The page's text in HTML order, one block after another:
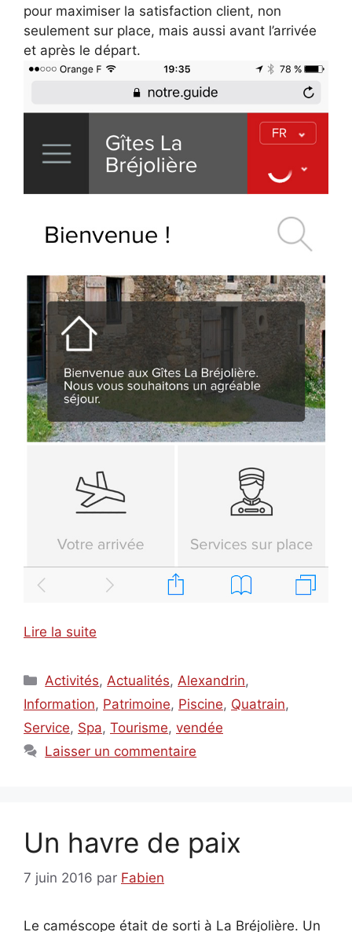
pour maximiser la satisfaction client, non
seulement sur place, mais aussi avant l’arrivée
et après le départ.
Lire la suite
Catégories
Activités,Actualités,Alexandrin,
Information, Patrimoine, Piscine, Quatrain,
Service, Spa, Tourisme, vendée
Laisser un commentaire
Un havre de paix
7 juin 2016 par Fabien
Le caméscope était de sorti à La Bréjolière. Un